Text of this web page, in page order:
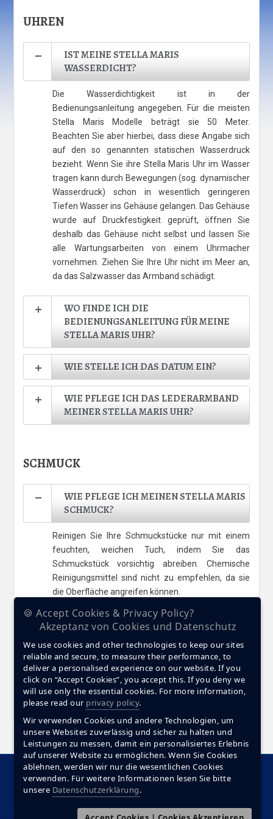
UHREN
IST MEINE STELLA MARIS
WASSERDICHT?
Die Wasserdichtigkeit ist in der
Bedienungsanleitung angegeben. Für die meisten
Stella Maris Modelle beträgt sie 50 Meter.
Beachten Sie aber hierbei, dass diese Angabe sich
auf den so genannten statischen Wasserdruck
bezieht. Wenn Sie ihre Stella Maris Uhr im Wasser
tragen kann durch Bewegungen (sog. dynamischer
Wasserdruck) schon in wesentlich geringeren
Tiefen Wasser ins Gehäuse gelangen. Das Gehäuse
wurde auf Druckfestigkeit geprüft, öffnen Sie
deshalb das Gehäuse nicht selbst und lassen Sie
alle Wartungsarbeiten von einem Uhrmacher
vornehmen. Ziehen Sie Ihre Uhr nicht im Meer an,
da das Salzwasser das Armband schädigt.
WO FINDE ICH DIE
BEDIENUNGSANLEITUNG FÜR MEINE
STELLA MARIS UHR?
WIE STELLE ICH DAS DATUM EIN?
WIE PFLEGE ICH DAS LEDERARMBAND
MEINER STELLA MARIS UHR?
SCHMUCK
WIE PFLEGE ICH MEINEN STELLA MARIS
SCHMUCK?
Reinigen Sie Ihre Schmuckstücke nur mit einem
feuchten, weichen Tuch, indem Sie das
Schmuckstück vorsichtig abreiben. Chemische
Reinigungsmittel sind nicht zu empfehlen, da sie
die Oberfläche angreifen können.
WELCHE EINFLÜSSE SOLLTE ICH
WIE BEWAHRE ICH MEINEN STELLA
MARIS SCHMUCK AUF?
Startseite Produkte Motivation
Diamanten
Making Of
Materialien FAQ
🍪 Accept Cookies & Privacy Policy?
Akzeptanz von Cookies und Datenschutz
We use cookies and other technologies to keep our sites
reliable and secure, to measure their performance, to
deliver a personalised experience on our website. If you
click on “Accept Cookies”, you accept this. If you deny we
will use only the essential cookies. For more information,
please read our privacy policy.
Wir verwenden Cookies und andere Technologien, um
unsere Websites zuverlässig und sicher zu halten und
Leistungen zu messen, damit ein personalisiertes Erlebnis
auf unserer Website zu ermöglichen. Wenn Sie Cookies
ablehnen, werden wir nur die wesentlichen Cookies
verwenden. Für weitere Informationen lesen Sie bitte
unsere Datenschutzerklärung.